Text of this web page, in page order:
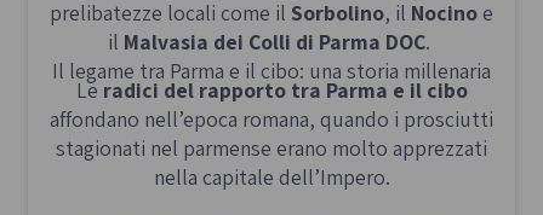
prelibatezze locali come il Sorbolino, il Nocinoe
il Malvasia dei Colli di Parma DOC.
Il legame tra Parma e il cibo: una storia millenaria
Le radici del rapporto tra Parma e il cibo
affondano nell’epoca romana, quando i prosciutti
stagionati nel parmense erano molto apprezzati
nella capitale dell’Impero.